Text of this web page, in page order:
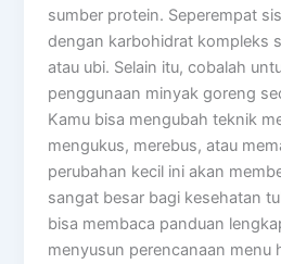
sumber protein. Seperempat
dengan karbohidrat kompleks
atau ubi. Selain itu, cobalah
penggunaan minyak goreng
Kamu bisa mengubah teknik
mengukus, merebus, atau
perubahan kecil ini akan
sangat besar bagi kesehatan
bisa membaca panduan
menyusun perencanaan menu